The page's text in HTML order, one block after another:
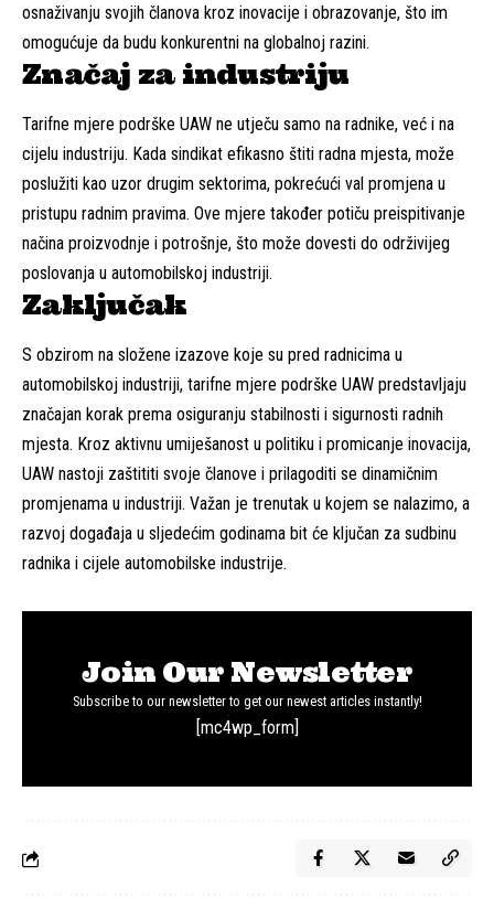
osnaživanju svojih članova kroz inovacije i obrazovanje, što im
omogućuje da budu konkurentni na globalnoj razini.
Značaj za industriju
Tarifne mjere podrške UAW ne utječu samo na radnike, već i na
cijelu industriju. Kada sindikat efikasno štiti radna mjesta, može
poslužiti kao uzor drugim sektorima, pokrećući val promjena u
pristupu radnim pravima. Ove mjere također potiču preispitivanje
načina proizvodnje i potrošnje, što može dovesti do održivijeg
poslovanja u automobilskoj industriji.
Zaključak
S obzirom na složene izazove koje su pred radnicima u
automobilskoj industriji, tarifne mjere podrške UAW predstavljaju
značajan korak prema osiguranju stabilnosti i sigurnosti radnih
mjesta. Kroz aktivnu umiješanost u politiku i promicanje inovacija,
UAW nastoji zaštititi svoje članove i prilagoditi se dinamičnim
promjenama u industriji. Važan je trenutak u kojem se nalazimo, a
razvoj događaja u sljedećim godinama bit će ključan za sudbinu
radnika i cijele automobilske industrije.
Join Our Newsletter
Subscribe to our newsletter to get our newest articles instantly!
[mc4wp_form]